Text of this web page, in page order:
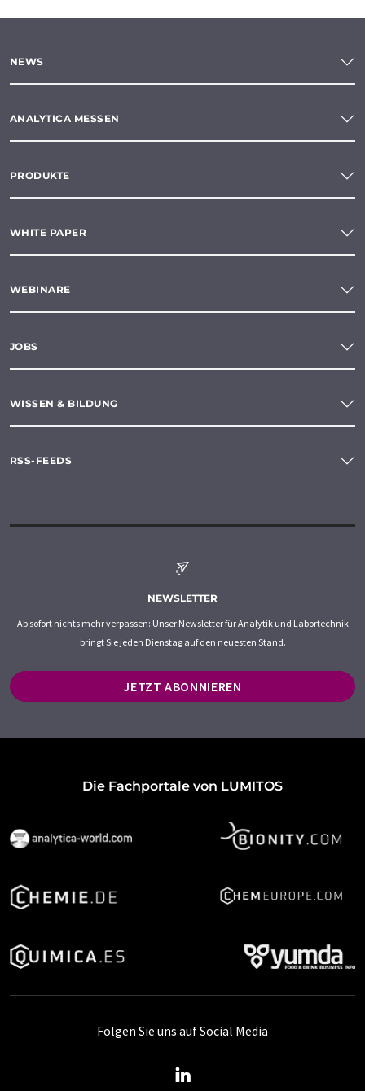
NEWS
ANALYTICA MESSEN
PRODUKTE
WHITE PAPER
WEBINARE
JOBS
WISSEN & BILDUNG
RSS-FEEDS
NEWSLETTER
Ab sofort nichts mehr verpassen: Unser Newsletter für Analytik und Labortechnik
bringt Sie jeden Dienstag auf den neuesten Stand.
JETZT ABONNIEREN
Die Fachportale von LUMITOS
Folgen Sie uns auf Social Media